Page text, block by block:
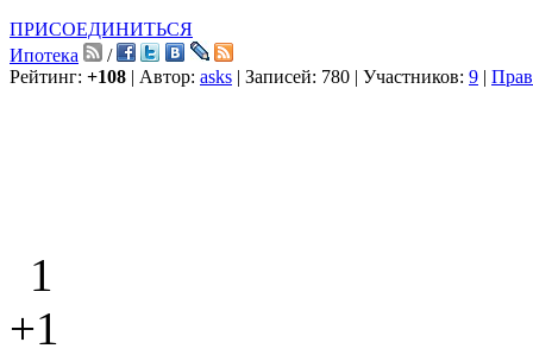
ПРИСОЕДИНИТЬСЯ
Ипотека
/
Рейтинг: +108 | Автор: asks | Записей: 780 | Участников: 9 |
1
+1